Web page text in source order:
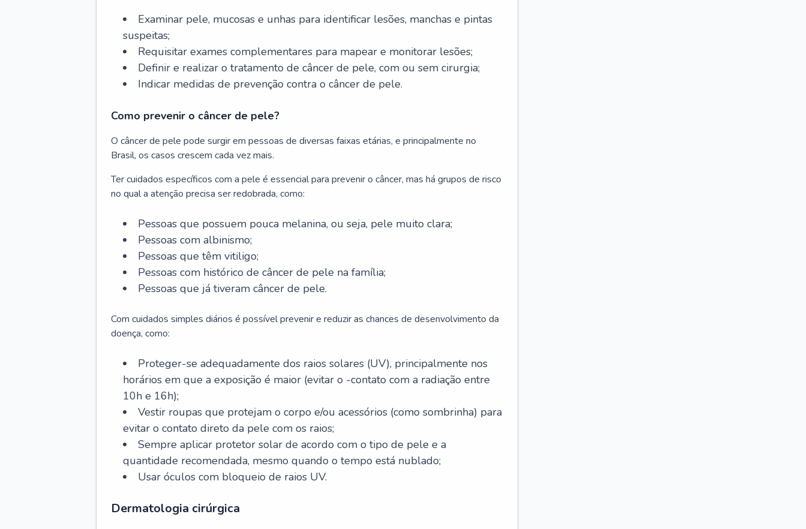
Examinar pele, mucosas e unhas para identificar lesões, manchas e pintas
suspeitas;
Requisitar exames complementares para mapear e monitorar lesões;
Definir e realizar o tratamento de câncer de pele, com ou sem cirurgia;
Indicar medidas de prevenção contra o câncer de pele.
Como prevenir o câncer de pele?
O câncer de pele pode surgir em pessoas de diversas faixas etárias, e principalmente no
Brasil, os casos crescem cada vez mais.
Ter cuidados específicos com a pele é essencial para prevenir o câncer, mas há grupos de risco
no qual a atenção precisa ser redobrada, como:
Pessoas que possuem pouca melanina, ou seja, pele muito clara;
Pessoas com albinismo;
Pessoas que têm vitiligo;
Pessoas com histórico de câncer de pele na família;
Pessoas que já tiveram câncer de pele.
Com cuidados simples diários é possível prevenir e reduzir as chances de desenvolvimento da
doença, como:
Proteger-se adequadamente dos raios solares (UV), principalmente nos
horários em que a exposição é maior (evitar o -contato com a radiação entre
10h e 16h);
Vestir roupas que protejam o corpo e/ou acessórios (como sombrinha) para
evitar o contato direto da pele com os raios;
Sempre aplicar protetor solar de acordo com o tipo de pele e a
quantidade recomendada, mesmo quando o tempo está nublado;
Usar óculos com bloqueio de raios UV.
Dermatologia cirúrgica